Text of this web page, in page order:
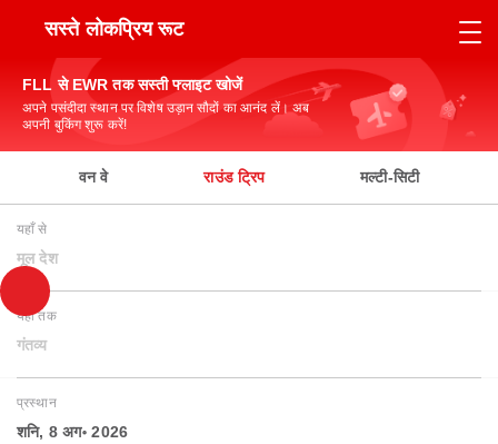
सस्ते लोकप्रिय रूट
FLL से EWR तक सस्ती फ्लाइट खोजें
अपने पसंदीदा स्थान पर विशेष उड़ान सौदों का आनंद लें। अब
अपनी बुकिंग शुरू करें!
वन वे राउंड ट्रिप मल्टी-सिटी
यहाँ से
मूल देश
यहाँ तक
गंतव्य
प्रस्थान
शनि, 8 अग॰ 2026